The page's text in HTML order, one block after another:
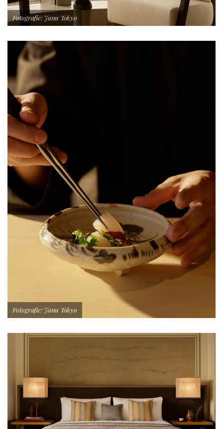
Fotografie: Janu Tokyo
Fotografie: Janu Tokyo